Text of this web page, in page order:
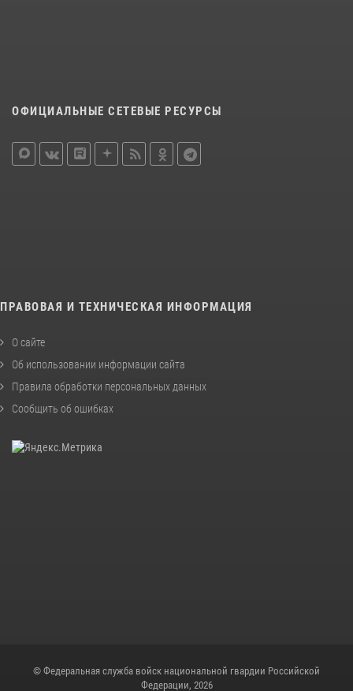
ОФИЦИАЛЬНЫЕ СЕТЕВЫЕ РЕСУРСЫ
ПРАВОВАЯ И ТЕХНИЧЕСКАЯ ИНФОРМАЦИЯ
О сайте
Об использовании информации сайта
Правила обработки персональных данных
Сообщить об ошибках
© Федеральная служба войск национальной гвардии Российской
Федерации, 2026